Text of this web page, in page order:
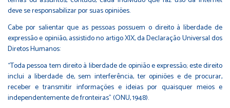
deve se responsabilizar por suas opiniões.
Cabe por salientar que as pessoas possuem o direito à liberdade de
expressão e opinião, assistido no artigo XIX, da Declaração Universal dos
Diretos Humanos:
“Toda pessoa tem direito à liberdade de opinião e expressão; este direito
inclui a liberdade de, sem interferência, ter opiniões e de procurar,
receber e transmitir informações e ideias por quaisquer meios e
independentemente de fronteiras” (ONU, 1948).